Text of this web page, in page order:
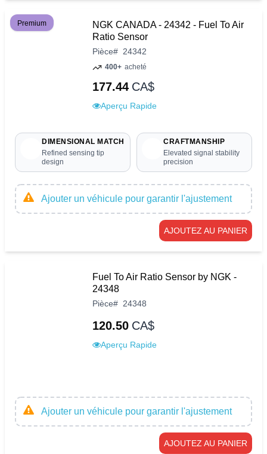
Premium
NGK CANADA - 24342 - Fuel To Air
Ratio Sensor
Pièce# 24342
400+ acheté
177.44 CA$
Aperçu Rapide
DIMENSIONAL MATCH
Refined sensing tip
design
CRAFTMANSHIP
Elevated signal stability
precision
Ajouter un véhicule pour garantir l'ajustement
AJOUTEZ AU PANIER
Fuel To Air Ratio Sensor by NGK -
24348
Pièce# 24348
120.50 CA$
Aperçu Rapide
Ajouter un véhicule pour garantir l'ajustement
AJOUTEZ AU PANIER